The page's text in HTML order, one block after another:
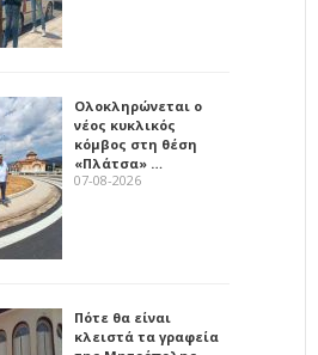
Ολοκληρώνεται ο
νέος κυκλικός
κόμβος στη θέση
«Πλάτσα» …
07-08-2026
Πότε θα είναι
κλειστά τα γραφεία